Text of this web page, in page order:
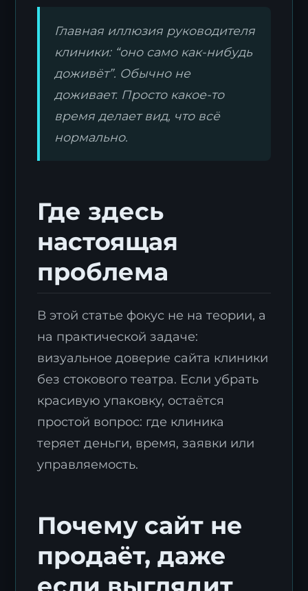
Главная иллюзия руководителя
клиники: “оно само как-нибудь
доживёт”. Обычно не
доживает. Просто какое-то
время делает вид, что всё
нормально.
Где здесь
настоящая
проблема
В этой статье фокус не на теории, а
на практической задаче:
визуальное доверие сайта клиники
без стокового театра. Если убрать
красивую упаковку, остаётся
простой вопрос: где клиника
теряет деньги, время, заявки или
управляемость.
Почему сайт не
продаёт, даже